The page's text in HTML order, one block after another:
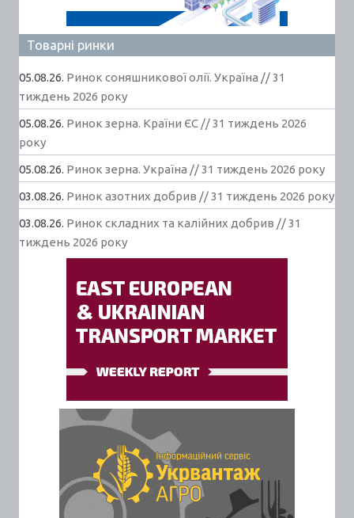
Товарні ринки
05.08.26. Ринок соняшникової олії. Україна // 31
тиждень 2026 року
05.08.26. Ринок зерна. Країни ЄС // 31 тиждень 2026
року
05.08.26. Ринок зерна. Україна // 31 тиждень 2026 року
03.08.26. Ринок азотних добрив // 31 тиждень 2026 року
03.08.26. Ринок складних та калійних добрив // 31
тиждень 2026 року